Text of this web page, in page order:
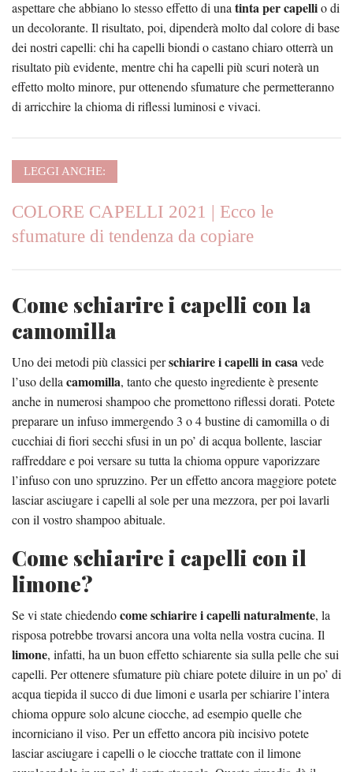
aspettare che abbiano lo stesso effetto di una tinta per capellio di
un decolorante. Il risultato, poi, dipenderà molto dal colore di base
dei nostri capelli: chi ha capelli biondi o castano chiaro otterrà un
risultato più evidente, mentre chi ha capelli più scuri noterà un
effetto molto minore, pur ottenendo sfumature che permetteranno
di arricchire la chioma di riflessi luminosi e vivaci.
LEGGI ANCHE:
COLORE CAPELLI 2021 | Ecco le
sfumature di tendenza da copiare
Come schiarire i capelli con la
camomilla
Uno dei metodi più classici perschiarire i capelli in casavede
l’uso della camomilla, tanto che questo ingrediente è presente
anche in numerosi shampoo che promettono riflessi dorati. Potete
preparare un infuso immergendo 3 o 4 bustine di camomilla o di
cucchiai di fiori secchi sfusi in un po’ di acqua bollente, lasciar
raffreddare e poi versare su tutta la chioma oppure vaporizzare
l’infuso con uno spruzzino. Per un effetto ancora maggiore potete
lasciar asciugare i capelli al sole per una mezzora, per poi lavarli
con il vostro shampoo abituale.
Come schiarire i capelli con il
limone?
Se vi state chiedendocome schiarire i capelli naturalmente, la
risposa potrebbe trovarsi ancora una volta nella vostra cucina. Il
limone, infatti, ha un buon effetto schiarente sia sulla pelle che sui
capelli. Per ottenere sfumature più chiare potete diluire in un po’ di
acqua tiepida il succo di due limoni e usarla per schiarire l’intera
chioma oppure solo alcune ciocche, ad esempio quelle che
incorniciano il viso. Per un effetto ancora più incisivo potete
lasciar asciugare i capelli o le ciocche trattate con il limone